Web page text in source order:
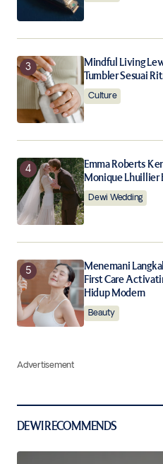
Submit Comment
Mindful Living
Tumbler Sesuai
Culture
Emma Roberts
Monique Lhuillier
Dewi Wedding
Menemani
First Care
Hidup Modern
Beauty
Advertisement
DEWI RECOMMENDS